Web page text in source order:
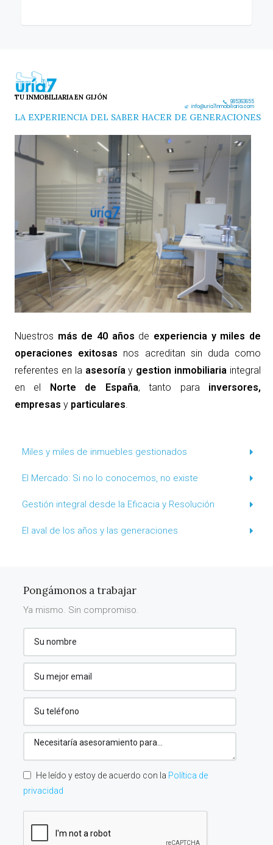
TU INMOBILIARIA EN GIJÓN
LA EXPERIENCIA DEL SABER HACER DE GENERACIONES
Nuestros más de 40 años de experiencia y miles de
operaciones exitosas nos acreditan sin duda como
referentes en la asesoría y gestion inmobiliaria integral
en el Norte de España,tanto para inversores,
empresas y particulares
985363655
info@uria7inmobiliaria.com
Miles y miles de inmuebles gestionados
El Mercado: Si no lo conocemos, no existe
Gestión integral desde la Eficacia y Resolución
El aval de los años y las generaciones
Pongámonos a trabajar
Ya mismo. Sin compromiso.
He leído y estoy de acuerdo con la Política de
privacidad